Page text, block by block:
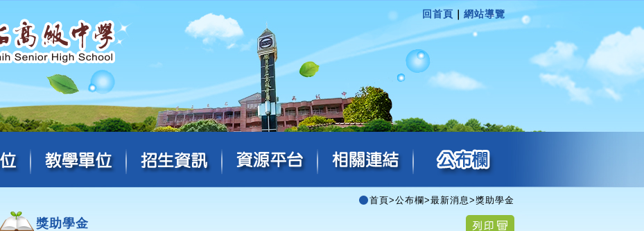
回首頁 網站導覽
首頁>公布欄>最新消息>獎助學金
獎助學金